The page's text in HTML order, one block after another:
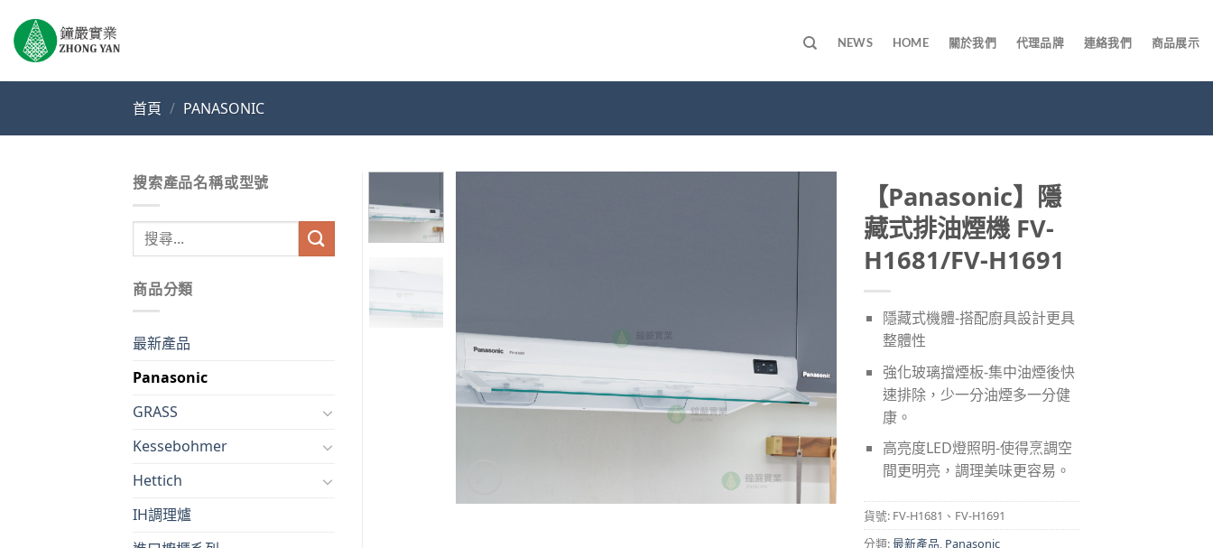
content
NEWS HOME 關於我們 代理品牌 連絡我們 商品展示
首頁 / PANASONIC
【Panasonic】隱
藏式排油煙機 FV-
H1681/FV-H1691
隱藏式機體-搭配廚具設計更具
整體性
強化玻璃擋煙板-集中油煙後快
速排除，少一分油煙多一分健
康。
高亮度LED燈照明-使得烹調空
間更明亮，調理美味更容易。
貨號: FV-H1681、FV-H1691
分類:最新產品, Panasonic
搜索產品名稱或型號
鍵
字:
商品分類
最新產品
Panasonic
GRASS
Kessebohmer
Hettich
IH調理爐